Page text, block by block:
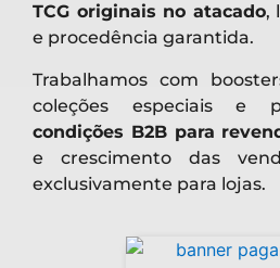
TCG originais no atacado,
e procedência garantida.
Trabalhamos com
coleções especiais e
condições B2B para
e crescimento das
exclusivamente para lojas.